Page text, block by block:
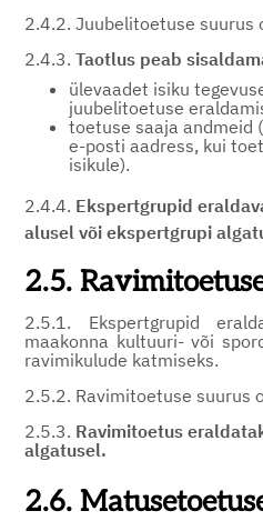
2.4.2. Juubelitoetuse suurus
2.4.3. Taotlus peab
ülevaadet isiku
juubelitoetuse
toetuse saaja andmeid
e-posti aadress, kui
isikule).
2.4.4. Ekspertgrupid
alusel või ekspertgrupi
2.5.
2.5.1. Ekspertgrupid
maakonna kultuuri- või
ravimikulude katmiseks.
2.5.2. Ravimitoetuse suurus
2.5.3. Ravimitoetus
algatusel.
2.6.